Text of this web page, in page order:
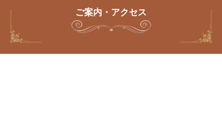
ご案内・アクセス